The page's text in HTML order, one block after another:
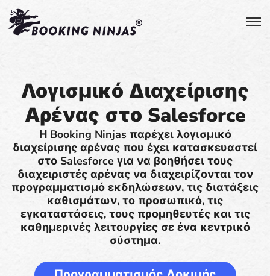
Λογισμικό Διαχείρισης
Αρένας στο Salesforce
Η Booking Ninjas παρέχει λογισμικό
διαχείρισης αρένας που έχει κατασκευαστεί
στο Salesforce για να βοηθήσει τους
διαχειριστές αρένας να διαχειρίζονται τον
προγραμματισμό εκδηλώσεων, τις διατάξεις
καθισμάτων, το προσωπικό, τις
εγκαταστάσεις, τους προμηθευτές και τις
καθημερινές λειτουργίες σε ένα κεντρικό
σύστημα.